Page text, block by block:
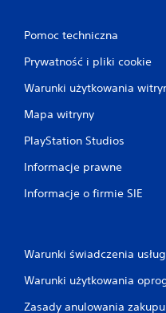
Pomoc techniczna
Prywatność i pliki cookie
Warunki użytkowania
Mapa witryny
PlayStation Studios
Informacje prawne
Informacje o firmie SIE
Warunki świadczenia
Warunki użytkowania
Zasady anulowania